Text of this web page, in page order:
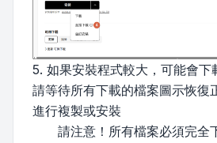
5. 如果安裝程式較大，可能會下
請等待所有下載的檔案圖示恢復
進行複製或安裝
請注意！所有檔案必須完全